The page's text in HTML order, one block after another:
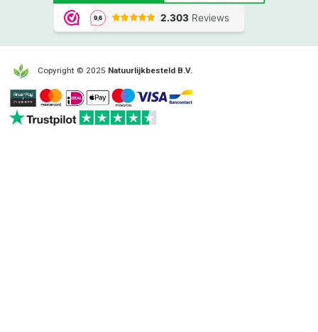
Copyright © 2025 Natuurlijkbesteld B.V.